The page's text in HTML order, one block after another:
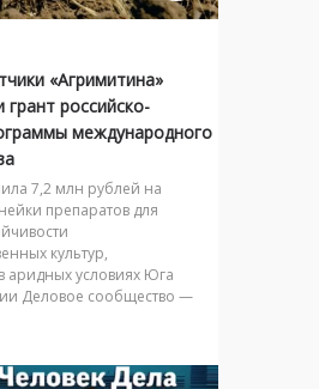
«Агримитина»
грант российско-
международного
7,2 млн рублей на
препаратов для
культур,
аридных условиях Юга
Деловое сообщество —